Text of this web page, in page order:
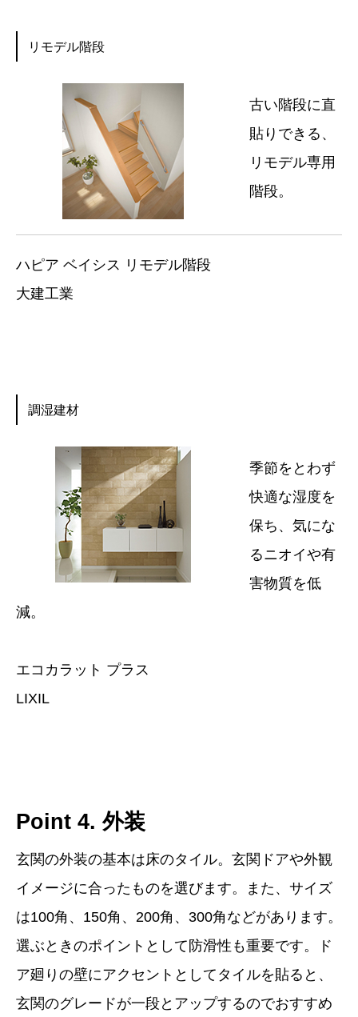
リモデル階段
古い階段に直
貼りできる、
リモデル専用
階段。
ハピア ベイシス リモデル階段
大建工業
調湿建材
季節をとわず
快適な湿度を
保ち、気にな
るニオイや有
害物質を低
減。
エコカラット プラス
LIXIL
Point 4. 外装
玄関の外装の基本は床のタイル。玄関ドアや外観
イメージに合ったものを選びます。また、サイズ
は100角、150角、200角、300角などがあります。
選ぶときのポイントとして防滑性も重要です。ド
ア廻りの壁にアクセントとしてタイルを貼ると、
玄関のグレードが一段とアップするのでおすすめ